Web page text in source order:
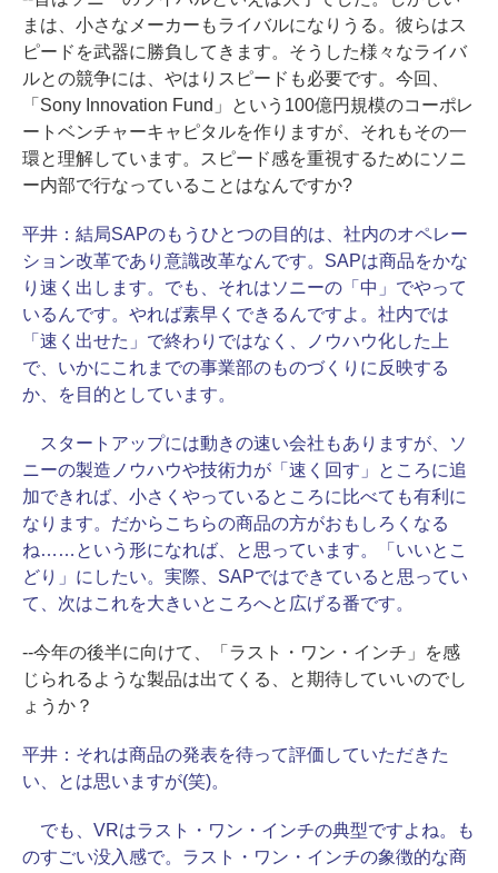
まは、小さなメーカーもライバルになりうる。彼らはス
ピードを武器に勝負してきます。そうした様々なライバ
ルとの競争には、やはりスピードも必要です。今回、
「Sony Innovation Fund」という100億円規模のコーポレ
ートベンチャーキャピタルを作りますが、それもその一
環と理解しています。スピード感を重視するためにソニ
ー内部で行なっていることはなんですか?
平井： 結局SAPのもうひとつの目的は、社内のオペレー
ション改革であり意識改革なんです。SAPは商品をかな
り速く出します。でも、それはソニーの「中」でやって
いるんです。やれば素早くできるんですよ。社内では
「速く出せた」で終わりではなく、ノウハウ化した上
で、いかにこれまでの事業部のものづくりに反映する
か、を目的としています。
スタートアップには動きの速い会社もありますが、ソ
ニーの製造ノウハウや技術力が「速く回す」ところに追
加できれば、小さくやっているところに比べても有利に
なります。だからこちらの商品の方がおもしろくなる
ね……という形になれば、と思っています。「いいとこ
どり」にしたい。実際、SAPではできていると思ってい
て、次はこれを大きいところへと広げる番です。
--今年の後半に向けて、「ラスト・ワン・インチ」を感
じられるような製品は出てくる、と期待していいのでし
ょうか？
平井： それは商品の発表を待って評価していただきた
い、とは思いますが(笑)。
でも、VRはラスト・ワン・インチの典型ですよね。も
のすごい没入感で。ラスト・ワン・インチの象徴的な商